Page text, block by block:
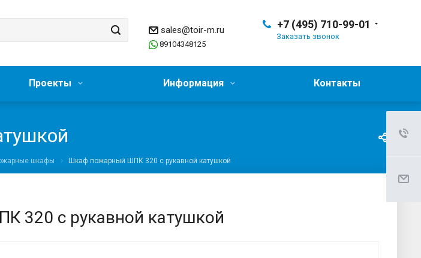
+7 (495) 710-99-01
Заказать звонок
sales@toir-m.ru
89104348125
Проекты Информация Контакты
шкафы Шкаф пожарный ШПК 320 с рукавной катушкой
320 с рукавной катушкой